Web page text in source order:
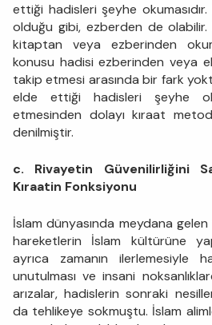
ettiği hadisleri şeyhe
olduğu gibi, ezberden de
kitaptan veya ezberinden
konusu hadisi ezberinden veya
takip etmesi arasında bir fark
elde ettiği hadisleri şeyhe
etmesinden dolayı kıraat
denilmiş­tir.
c. Rivayetin Güvenilirliğini
Kıraatin Fonksiyonu
İslam dünyasında meydana
hare­ketlerin İslam kültürüne
ayrıca zamanın iler­lemesiyle
unutulması ve insani
arızalar, hadislerin sonraki
da tehlikeye sokmuştu. İslam